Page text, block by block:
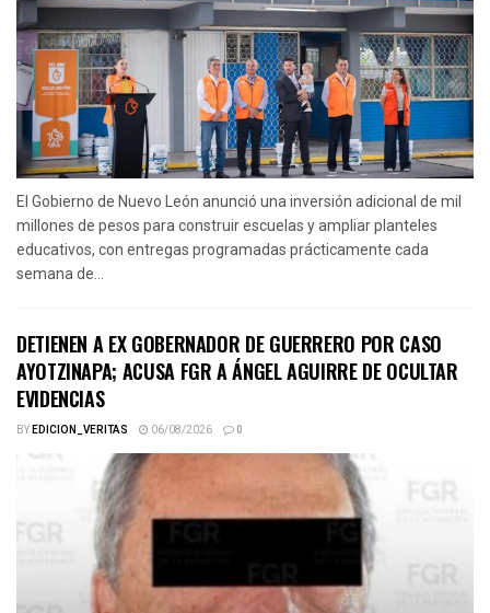
El Gobierno de Nuevo León anunció una inversión adicional de mil
millones de pesos para construir escuelas y ampliar planteles
educativos, con entregas programadas prácticamente cada
semana de...
DETIENEN A EX GOBERNADOR DE GUERRERO POR CASO
AYOTZINAPA; ACUSA FGR A ÁNGEL AGUIRRE DE OCULTAR
EVIDENCIAS
BYEDICION_VERITAS 06/08/2026 0